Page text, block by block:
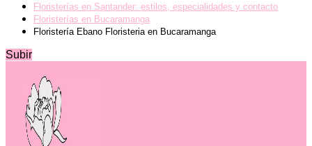
Floristerías en Santander: estilos, especialidades y contacto
Floristerías en Bucaramanga
Floristería Ebano Floristeria en Bucaramanga
Subir